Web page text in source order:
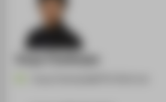
Sreya Chatterjee
ÜBER DIE HTW BERLIN